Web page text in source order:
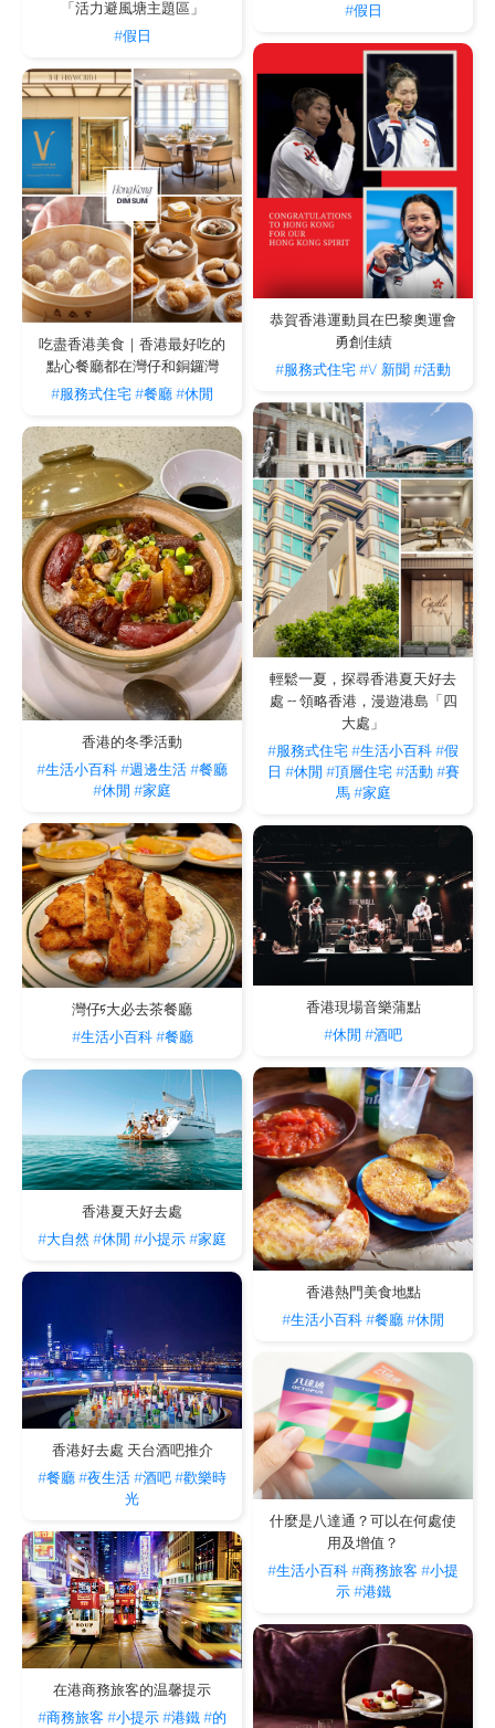
#假日
「活力避風塘主題區」
#假日
恭賀香港運動員在巴黎奧運會
勇創佳績
#服務式住宅#V 新聞#活動
吃盡香港美食｜香港最好吃的
點心餐廳都在灣仔和銅鑼灣
#服務式住宅#餐廳#休閒
輕鬆一夏，探尋香港夏天好去
處 -- 領略香港，漫遊港島「四
大處」
#服務式住宅#生活小百科#假
日 #休閒 #頂層住宅 #活動 #賽
馬 #家庭
香港的冬季活動
#生活小百科#週邊生活#餐廳
#休閒 #家庭
灣仔5大必去茶餐廳
#生活小百科 #餐廳
香港現場音樂蒲點
#休閒 #酒吧
香港熱門美食地點
#生活小百科#餐廳#休閒
香港夏天好去處
#大自然#休閒 #小提示#家庭
香港好去處 天台酒吧推介
#餐廳#夜生活#酒吧#歡樂時
光
什麼是八達通？可以在何處使
用及增值？
#生活小百科#商務旅客 #小提
示 #港鐵
在港商務旅客的温馨提示
#商務旅客 #小提示#港鐵#的